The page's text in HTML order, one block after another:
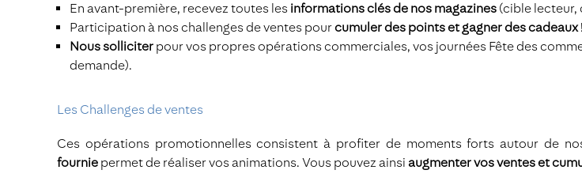
En avant-première, recevez toutes les informations clés de nos magazines (cible lecteur,
Participation à nos challenges de ventes pourcumuler des points et gagner des cadeaux!
Nous solliciter pour vos propres opérations commerciales, vos journées Fête des
demande).
Les Challenges de ventes
Ces opérations promotionnelles consistent à profiter de moments forts autour de
fournie permet de réaliser vos animations. Vous pouvez ainsi augmenter vos ventes et